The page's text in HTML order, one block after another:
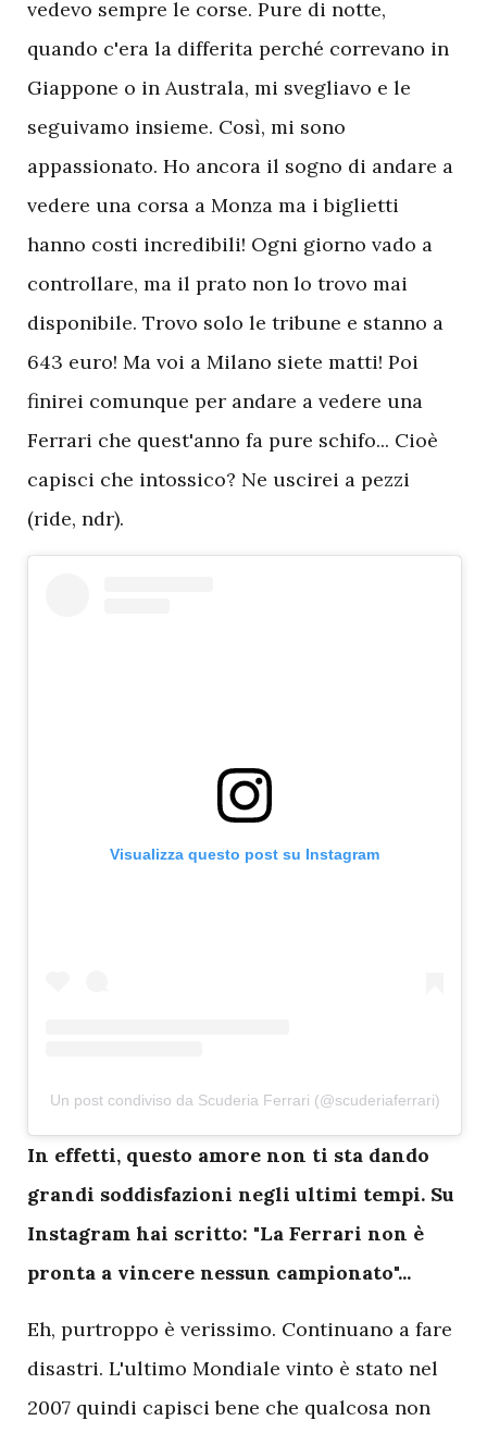
vedevo sempre le corse. Pure di notte,
quando c'era la differita perché correvano in
Giappone o in Australa, mi svegliavo e le
seguivamo insieme. Così, mi sono
appassionato. Ho ancora il sogno di andare a
vedere una corsa a Monza ma i biglietti
hanno costi incredibili! Ogni giorno vado a
controllare, ma il prato non lo trovo mai
disponibile. Trovo solo le tribune e stanno a
643 euro! Ma voi a Milano siete matti! Poi
finirei comunque per andare a vedere una
Ferrari che quest'anno fa pure schifo... Cioè
capisci che intossico? Ne uscirei a pezzi
(ride, ndr).
Visualizza questo post su Instagram
Un post condiviso da Scuderia Ferrari (@scuderiaferrari)
In effetti, questo amore non ti sta dando
grandi soddisfazioni negli ultimi tempi. Su
Instagram hai scritto: "La Ferrari non è
pronta a vincere nessun campionato"...
Eh, purtroppo è verissimo. Continuano a fare
disastri. L'ultimo Mondiale vinto è stato nel
2007 quindi capisci bene che qualcosa non